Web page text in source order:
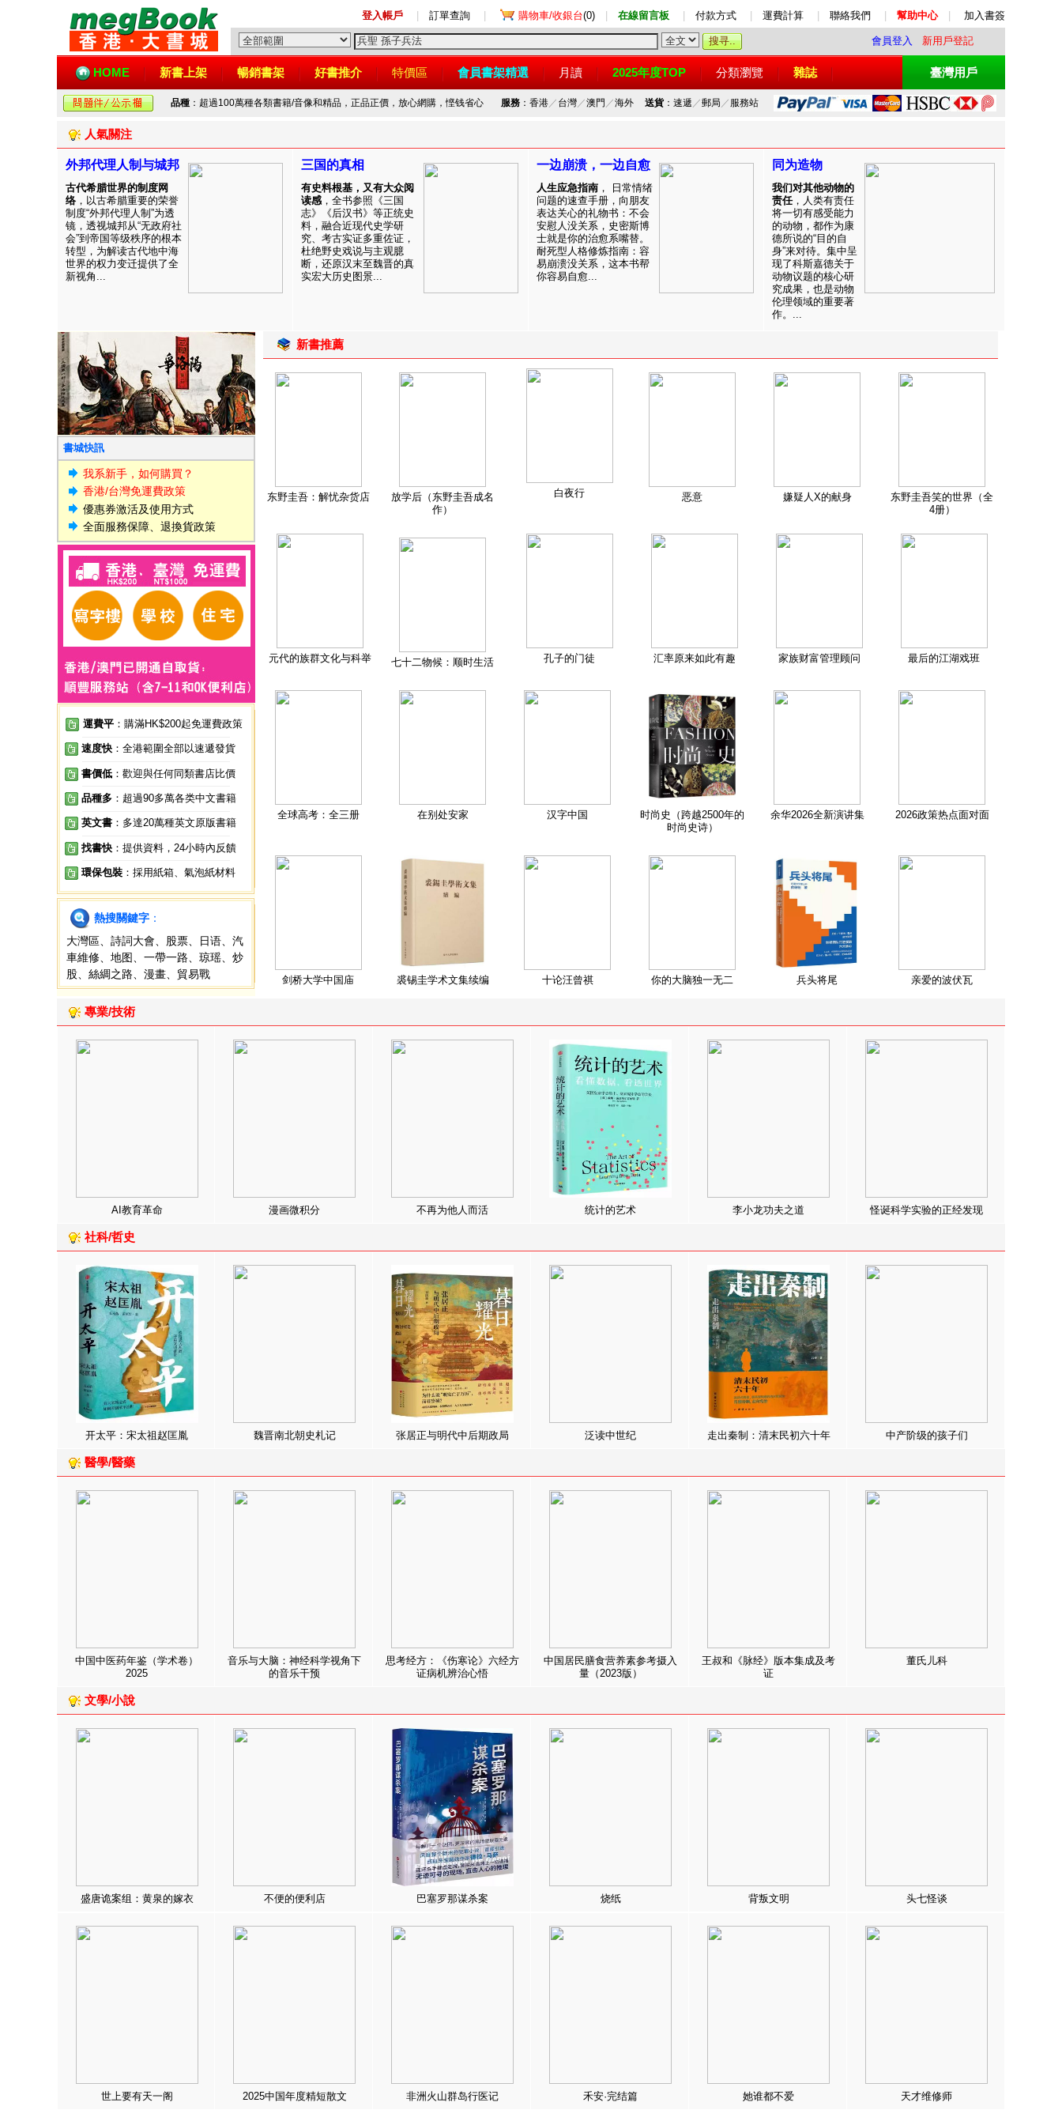
登入帳戶 訂單查詢 購物車/收銀台(0) 在線留言板 付款方式 運費計算 聯絡我們 幫助中心 加入書簽
會員登入 新用戶登記
HOME 新書上架 暢銷書架 好書推介 特價區 會員書架精選 月讀 2025年度TOP 分類瀏覽 雜誌 臺灣用戶
品種 ：超過100萬種各類書籍/音像和精品，正品正價，放心網購，悭钱省心 服務：香港／ 台灣／澳門 ／海外 送貨：速遞 ／郵局 ／ 服務站
人氣關注
外邦代理人制与城邦
古代希腊世界的制度网
络 ，以古希腊重要的荣誉
制度“外邦代理人制”为透
镜，透视城邦从“无政府社
会”到帝国等级秩序的根本
转型，为解读古代地中海
世界的权力变迁提供了全
新视角...
三国的真相
有史料根基，又有大众阅
读感 ，全书参照《三国
志》《后汉书》等正统史
料，融合近现代史学研
究、考古实证多重佐证，
杜绝野史戏说与主观臆
断，还原汉末至魏晋的真
实宏大历史图景...
一边崩溃，一边自愈
人生应急指南 ， 日常情绪
问题的速查手册，向朋友
表达关心的礼物书：不会
安慰人没关系，史密斯博
士就是你的治愈系嘴替。
耐死型人格修炼指南：容
易崩溃没关系，这本书帮
你容易自愈...
同为造物
我们对其他动物的
责任，人类有责任
将一切有感受能力
的动物，都作为康
德所说的“目的自
身”来对待。集中呈
现了科斯嘉德关于
动物议题的核心研
究成果，也是动物
伦理领域的重要著
作。...
書城快訊
我系新手，如何購買？
香港/台灣免運費政策
優惠券激活及使用方式
全面服務保障、退換貨政策
運費平 ：購滿HK$200起免運費政策
速度快 ：全港範圍全部以速遞發貨
書價低 ：歡迎與任何同類書店比價
品種多 ：超過90多萬各类中文書籍
英文書 ：多達20萬種英文原版書籍
找書快 ：提供資料，24小時內反饋
環保包裝 ：採用紙箱、氣泡紙材料
熱搜關鍵字 ：
大灣區
詩詞大會 股票 日语
汽
車維修
地图 一帶一路 琼瑶
炒
股
絲綢之路 漫畫 貿易戰
新書推薦
东野圭吾：解忧杂货店
放学后（东野圭吾成名
作）
白夜行 恶意 嫌疑人X的献身
东野圭吾笑的世界（全
4册）
元代的族群文化与科举 七十二物候：顺时生活 孔子的门徒 汇率原来如此有趣 家族财富管理顾问 最后的江湖戏班
全球高考：全三册 在别处安家 汉字中国
时尚史（跨越2500年的
时尚史诗）
余华2026全新演讲集 2026政策热点面对面
剑桥大学中国庙 裘锡圭学术文集续编 十论汪曾祺 你的大脑独一无二 兵头将尾 亲爱的波伏瓦
專業/技術
AI教育革命 漫画微积分 不再为他人而活 统计的艺术 李小龙功夫之道 怪诞科学实验的正经发现
社科/哲史
开太平：宋太祖赵匡胤 魏晋南北朝史札记 张居正与明代中后期政局 泛读中世纪 走出秦制：清末民初六十年 中产阶级的孩子们
醫學/醫藥
中国中医药年鉴（学术卷）
2025
音乐与大脑：神经科学视角下
的音乐干预
思考经方：《伤寒论》六经方
证病机辨治心悟
中国居民膳食营养素参考摄入
量（2023版）
王叔和《脉经》版本集成及考
证
董氏儿科
文學/小說
盛唐诡案组：黄泉的嫁衣 不便的便利店 巴塞罗那谋杀案 烧纸 背叛文明 头七怪谈
世上要有天一阁 2025中国年度精短散文 非洲火山群岛行医记 禾安·完结篇 她谁都不爱 天才维修师